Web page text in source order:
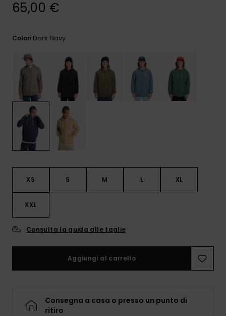
le FAQ
65,00 €
Colori Dark Navy
XS S M L XL
XXL
Consulta la guida alle taglie
Aggiungi al carrello
Consegna a casa o presso un punto di
ritiro